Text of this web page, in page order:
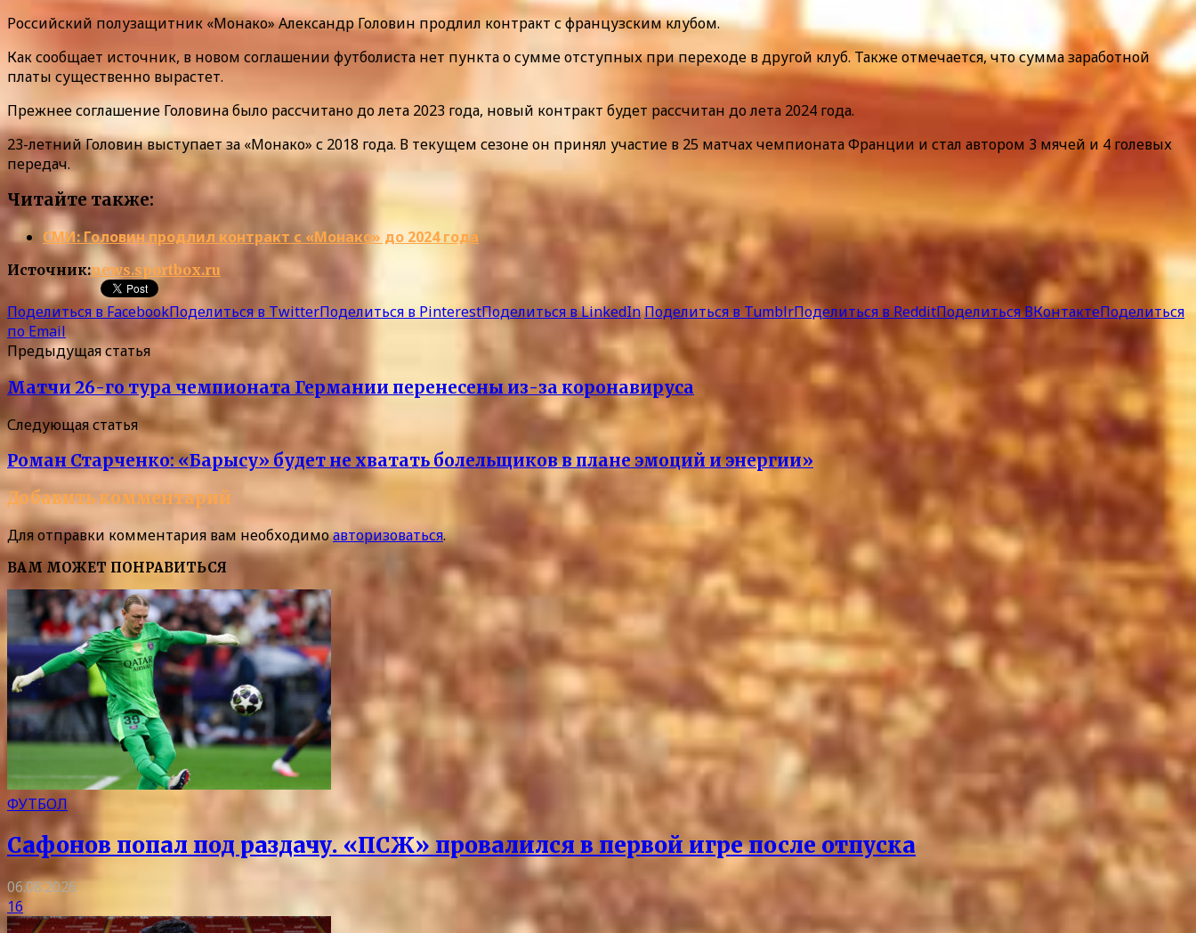
Российский полузащитник «Монако» Александр Головин продлил контракт с французским клубом.
Как сообщает источник, в новом соглашении футболиста нет пункта о сумме отступных при переходе в другой клуб. Также отмечается, что сумма заработной
платы существенно вырастет.
Прежнее соглашение Головина было рассчитано до лета 2023 года, новый контракт будет рассчитан до лета 2024 года.
23-летний Головин выступает за «Монако» с 2018 года. В текущем сезоне он принял участие в 25 матчах чемпионата Франции и стал автором 3 мячей и 4 голевых
передач.
Читайте также:
СМИ: Головин продлил контракт с «Монако» до 2024 года
Источник:news.sportbox.ru
Поделиться в FacebookПоделиться в TwitterПоделиться в PinterestПоделиться в LinkedInПоделиться в TumblrПоделиться в RedditПоделиться ВКонтактеПоделиться
по Email
Предыдущая статья
Матчи 26-го тура чемпионата Германии перенесены из-за коронавируса
Следующая статья
Роман Старченко: «Барысу» будет не хватать болельщиков в плане эмоций и энергии»
Добавить комментарий
Для отправки комментария вам необходимоавторизоваться.
ВАМ МОЖЕТ ПОНРАВИТЬСЯ
ФУТБОЛ
Сафонов попал под раздачу. «ПСЖ» провалился в первой игре после отпуска
06.08.2026
16